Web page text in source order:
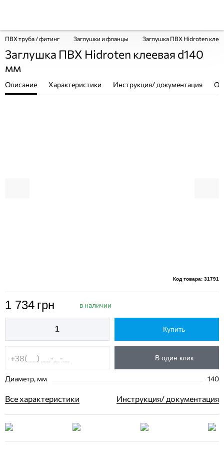
ПВХ труба / фитинг Заглушки и фланцы Заглушка ПВХ Hidroten
Заглушка ПВХ Hidroten клеевая d140
мм
Описание Характеристики Инструкция/ документация
Код товара: 31791
1 734 грн в наличии
Купить
В один клик
Диаметр, мм 140
Все характеристики Инструкция/ документация